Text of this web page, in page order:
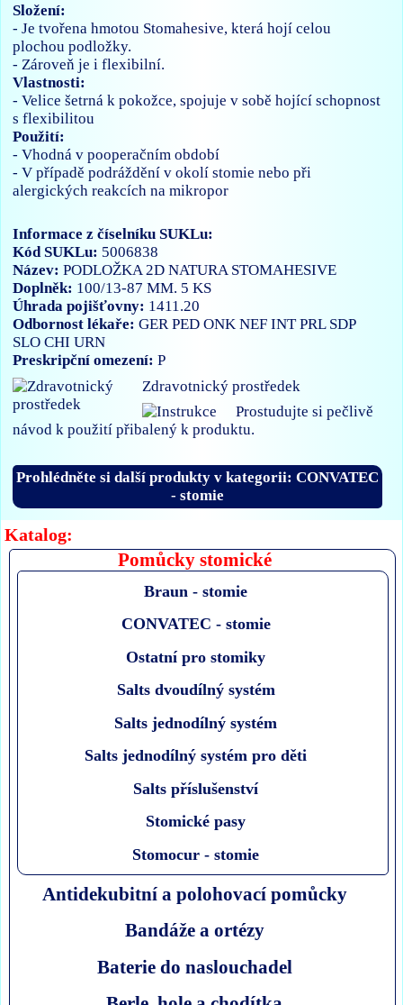
Katalog:
Pomůcky stomické
Braun - stomie
CONVATEC - stomie
Ostatní pro stomiky
Salts dvoudílný systém
Salts jednodílný systém
Salts jednodílný systém pro děti
Salts příslušenství
Stomické pasy
Stomocur - stomie
Antidekubitní a polohovací pomůcky
Bandáže a ortézy
Baterie do naslouchadel
Složení:
- Je tvořena hmotou Stomahesive, která hojí celou
plochou podložky.
- Zároveň je i flexibilní.
Vlastnosti:
- Velice šetrná k pokožce, spojuje v sobě hojící schopnost
s flexibilitou
Použití:
- Vhodná v pooperačním období
- V případě podráždění v okolí stomie nebo při
alergických reakcích na mikropor
Informace z číselníku SUKLu:
Kód SUKLu: 5006838
Název:PODLOŽKA 2D NATURA STOMAHESIVE
Doplněk: 100/13-87 MM. 5 KS
Úhrada pojišťovny: 1411.20
Odbornost lékaře:GERPEDONKNEFINTPRL SDP
SLOCHIURN
Preskripční omezení:P
Zdravotnický prostředek
Prostudujte si pečlivě
návod k použití přibalený k produktu.
Prohlédněte si další produkty v kategorii: CONVATEC
- stomie